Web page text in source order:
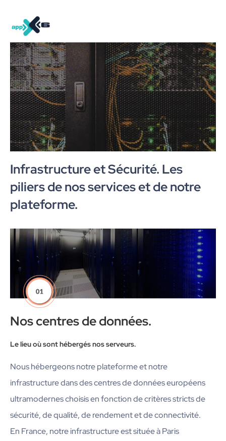
Infrastructure et Sécurité. Les
piliers de nos services et de notre
plateforme.
Nos centres de données.
Le lieu où sont hébergés nos serveurs.
Nous hébergeons notre plateforme et notre
infrastructure dans des centres de données européens
ultramodernes choisis en fonction de critères stricts de
sécurité, de qualité, de rendement et de connectivité.
En France, notre infrastructure est située à Paris